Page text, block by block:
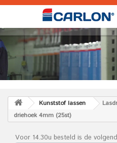
Kunststof lassen
driehoek 4mm (25st)
Voor 14.30u besteld is de